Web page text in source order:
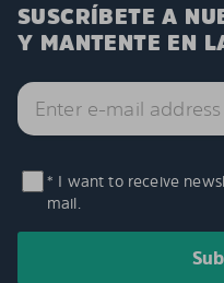
SUSCRÍBETE A
Y MANTENTE EN
* I want to receive
mail.